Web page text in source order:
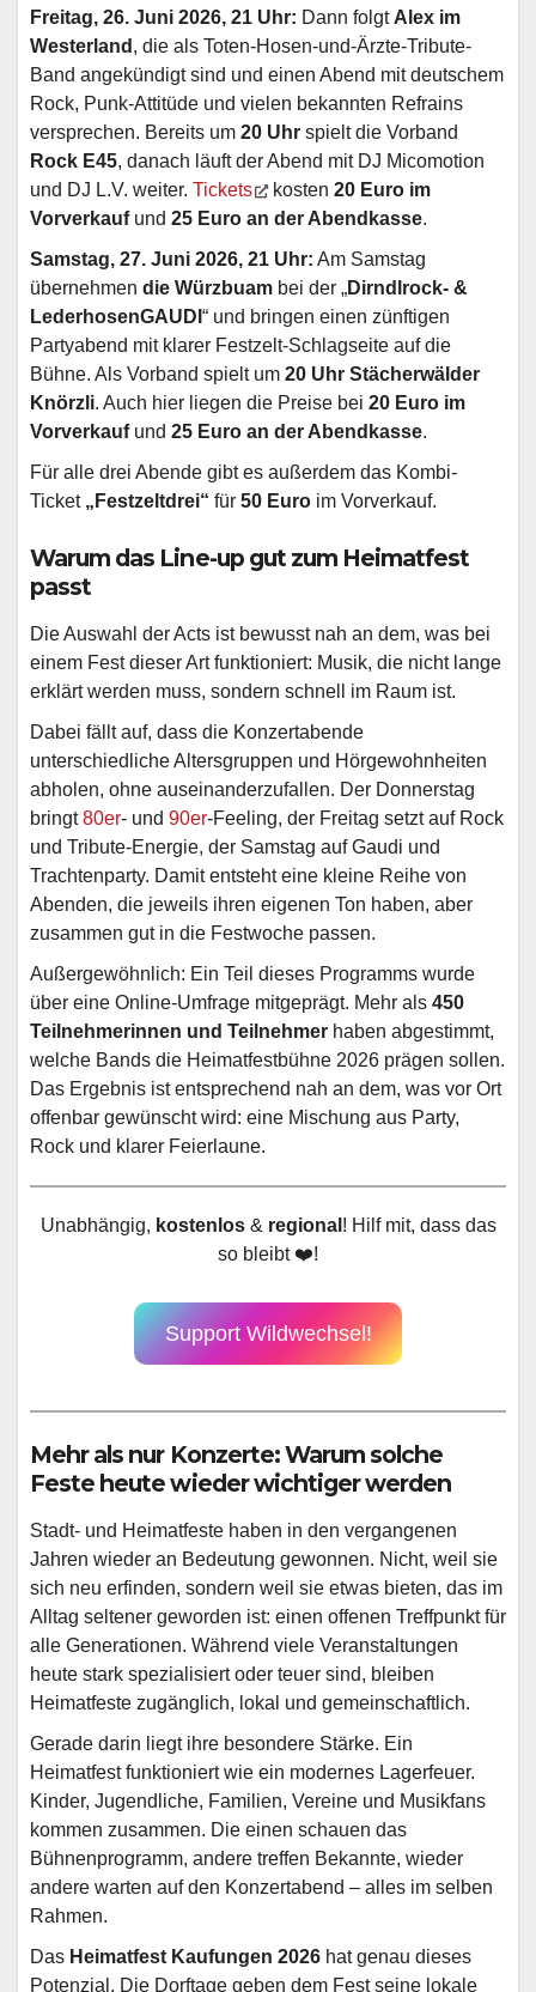
Freitag, 26. Juni 2026, 21 Uhr: Dann folgt Alex im
Westerland , die als Toten-Hosen-und-Ärzte-Tribute-
Band angekündigt sind und einen Abend mit deutschem
Rock, Punk-Attitüde und vielen bekannten Refrains
versprechen. Bereits um 20 Uhr spielt die Vorband
Rock E45, danach läuft der Abend mit DJ Micomotion
und DJ L.V. weiter. Tickets kosten 20 Euro im
Vorverkaufund 25 Euro an der Abendkasse.
Samstag, 27. Juni 2026, 21 Uhr: Am Samstag
übernehmen die Würzbuam bei der „Dirndlrock- &
LederhosenGAUDI “ und bringen einen zünftigen
Partyabend mit klarer Festzelt-Schlagseite auf die
Bühne. Als Vorband spielt um 20 Uhr Stächerwälder
Knörzli. Auch hier liegen die Preise bei 20 Euro im
Vorverkaufund 25 Euro an der Abendkasse.
Für alle drei Abende gibt es außerdem das Kombi-
Ticket „Festzeltdrei“ für 50 Euro im Vorverkauf.
Warum das Line-up gut zum Heimatfest
passt
Die Auswahl der Acts ist bewusst nah an dem, was bei
einem Fest dieser Art funktioniert: Musik, die nicht lange
erklärt werden muss, sondern schnell im Raum ist.
Dabei fällt auf, dass die Konzertabende
unterschiedliche Altersgruppen und Hörgewohnheiten
abholen, ohne auseinanderzufallen. Der Donnerstag
bringt80er- und 90er-Feeling, der Freitag setzt auf Rock
und Tribute-Energie, der Samstag auf Gaudi und
Trachtenparty. Damit entsteht eine kleine Reihe von
Abenden, die jeweils ihren eigenen Ton haben, aber
zusammen gut in die Festwoche passen.
Außergewöhnlich: Ein Teil dieses Programms wurde
über eine Online-Umfrage mitgeprägt. Mehr als 450
Teilnehmerinnen und Teilnehmer haben abgestimmt,
welche Bands die Heimatfestbühne 2026 prägen sollen.
Das Ergebnis ist entsprechend nah an dem, was vor Ort
offenbar gewünscht wird: eine Mischung aus Party,
Rock und klarer Feierlaune.
Unabhängig, kostenlos& regional ! Hilf mit, dass das
so bleibt ❤️!
Support Wildwechsel!
Mehr als nur Konzerte: Warum solche
Feste heute wieder wichtiger werden
Stadt- und Heimatfeste haben in den vergangenen
Jahren wieder an Bedeutung gewonnen. Nicht, weil sie
sich neu erfinden, sondern weil sie etwas bieten, das im
Alltag seltener geworden ist: einen offenen Treffpunkt für
alle Generationen. Während viele Veranstaltungen
heute stark spezialisiert oder teuer sind, bleiben
Heimatfeste zugänglich, lokal und gemeinschaftlich.
Gerade darin liegt ihre besondere Stärke. Ein
Heimatfest funktioniert wie ein modernes Lagerfeuer.
Kinder, Jugendliche, Familien, Vereine und Musikfans
kommen zusammen. Die einen schauen das
Bühnenprogramm, andere treffen Bekannte, wieder
andere warten auf den Konzertabend – alles im selben
Rahmen.
Das Heimatfest Kaufungen 2026 hat genau dieses
Potenzial. Die Dorftage geben dem Fest seine lokale